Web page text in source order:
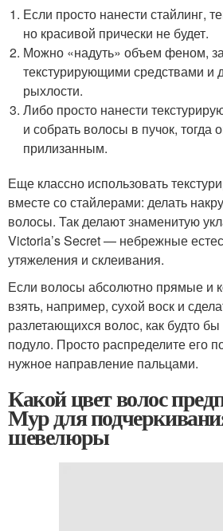
Если просто нанести стайлинг,
но красивой прически не будет.
Можно «надуть» объем феном,
текстурирующими средствами и
рыхлости.
Либо просто нанести
и собрать волосы в пучок, тогда
прилизанным.
Еще классно использовать
вместе со стайлерами: делать
волосы. Так делают знаменитую
Victoria’s Secret — небрежные
утяжеления и склеивания.
Если волосы абсолютно прямые и
взять, например, сухой воск и
разлетающихся волос, как будто
подуло. Просто распределите его
нужное направление пальцами.
Какой цвет волос
Мур для
шевелюры